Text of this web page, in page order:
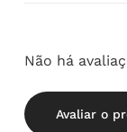
Não há
Avaliar o